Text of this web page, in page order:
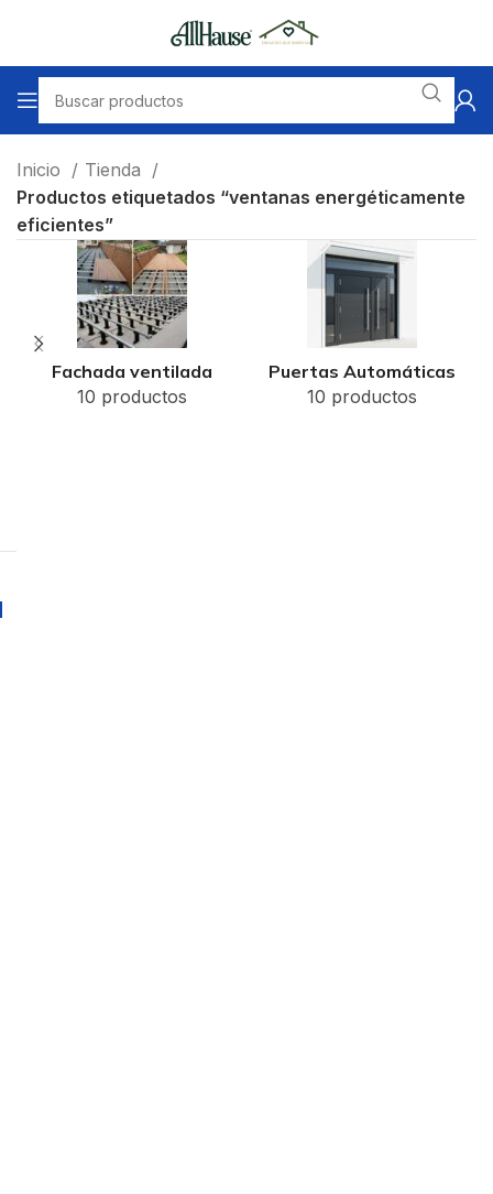
Inicio
Tienda
Productos etiquetados “ventanas energéticamente
eficientes”
Fachada ventilada
10 productos
Puertas Automáticas
10 productos